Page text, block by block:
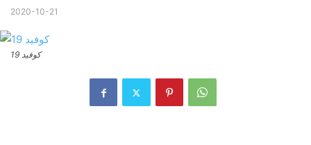
2020-10-21
كوفيد 19